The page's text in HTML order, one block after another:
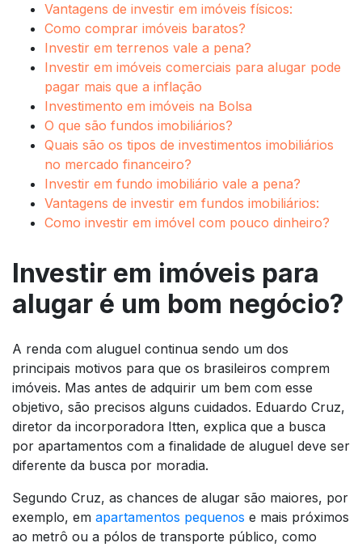
Vantagens de investir em imóveis físicos:
Como comprar imóveis baratos?
Investir em terrenos vale a pena?
Investir em imóveis comerciais para alugar pode
pagar mais que a inflação
Investimento em imóveis na Bolsa
O que são fundos imobiliários?
Quais são os tipos de investimentos imobiliários
no mercado financeiro?
Investir em fundo imobiliário vale a pena?
Vantagens de investir em fundos imobiliários:
Como investir em imóvel com pouco dinheiro?
Investir em imóveis para
alugar é um bom negócio?
A renda com aluguel continua sendo um dos
principais motivos para que os brasileiros comprem
imóveis. Mas antes de adquirir um bem com esse
objetivo, são precisos alguns cuidados. Eduardo Cruz,
diretor da incorporadora Itten, explica que a busca
por apartamentos com a finalidade de aluguel deve ser
diferente da busca por moradia.
Segundo Cruz, as chances de alugar são maiores, por
exemplo, em apartamentos pequenos e mais próximos
ao metrô ou a pólos de transporte público, como